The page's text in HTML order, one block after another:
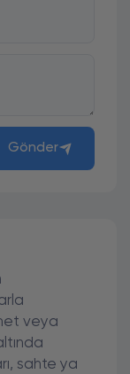
Gönder
veya
sahte ya